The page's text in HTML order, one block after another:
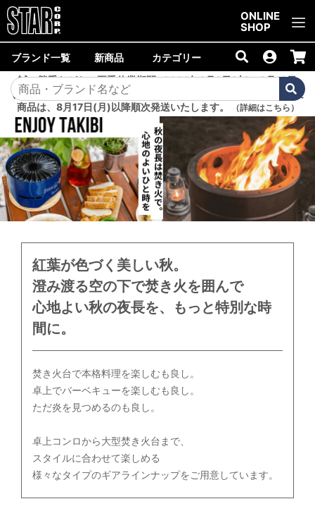
ONLINE
SHOP
ブランド一覧 新商品 カテゴリー
誠に勝手ながら、夏季休業期間<2026年8月8日(土)～8月16日
(日)>中は商品の発送を休止いたします。8月7日(金)以降のご注文
商品は、8月17日(月)以降順次発送いたします。
（詳細はこちら）
紅葉が色づく美しい秋。
澄み渡る空の下で焚き火を囲んで
心地よい秋の夜長を、もっと特別な時
間に。
焚き火台で本格料理を楽しむも良し。
卓上でバーベキューを楽しむも良し。
ただ炎を見つめるのも良し。
卓上コンロから大型焚き火台まで、
スタイルに合わせて楽しめる
様々なタイプのギアラインナップをご用意しています。